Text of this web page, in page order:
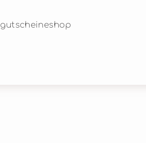
gutscheineshop